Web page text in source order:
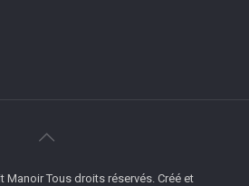
Manoir Tous droits réservés. Créé et